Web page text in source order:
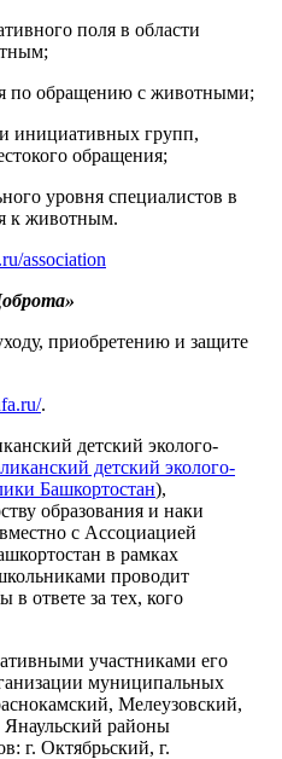
поля в области
по обращению с животными;
инициативных групп,
обращения;
уровня специалистов в
к животным.
association
приобретению и защите
.
детский эколого-
детский эколого-
Башкортостан),
образования и наки
с Ассоциацией
в рамках
проводит
ответе за тех, кого
участниками его
муниципальных
Мелеузовский,
районы
г. Октябрьский, г.